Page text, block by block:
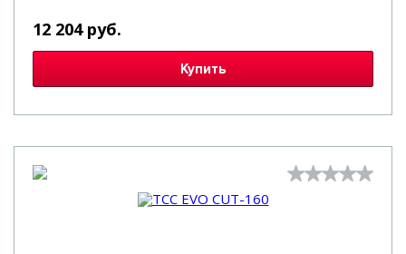
12 204 руб.
Купить